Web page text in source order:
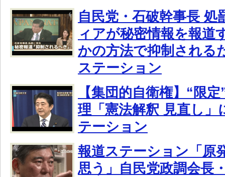
自民党・石破幹事長 処
ィアが秘密情報を報道
かの方法で抑制される
ステーション
【集団的自衛権】“限
理「憲法解釈 見直し」
テーション
報道ステーション「原
思う」自民党政調会長